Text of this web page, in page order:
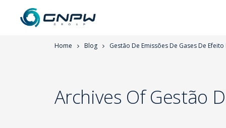
Home Blog Gestão De Emissões De Gases De Efeito
Archives Of Gestão